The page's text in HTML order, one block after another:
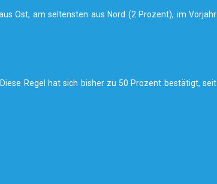
Ost, am seltensten aus Nord (2 Prozent), im Vorjahr
Regel hat sich bisher zu 50 Prozent bestätigt, seit